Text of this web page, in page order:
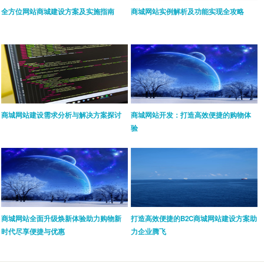
全方位网站商城建设方案及实施指南 商城网站实例解析及功能实现全攻略
商城网站建设需求分析与解决方案探讨
商城网站开发：打造高效便捷的购物体
验
商城网站全面升级焕新体验助力购物新
时代尽享便捷与优惠
打造高效便捷的B2C商城网站建设方案助
力企业腾飞